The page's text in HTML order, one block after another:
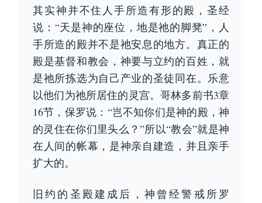
其实神并不住人手所造有形的殿，圣经
说：“天是神的座位，地是祂的脚凳”，人
手所造的殿并不是祂安息的地方。真正的
殿是基督和教会，神要与立约的百姓，就
是祂所拣选为自己产业的圣徒同在。乐意
以他们为祂所居住的灵宫。哥林多前书3章
16节，保罗说：“岂不知你们是神的殿，神
的灵住在你们里头么？”所以“教会”就是神
在人间的帐幕，是神亲自建造，并且亲手
扩大的。
旧约的圣殿建成后，神曾经警戒所罗